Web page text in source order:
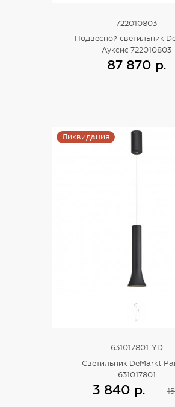
722010803
Подвесной светильник
Ауксис 722010803
87 870 р.
Ликвидация
631017801-YD
Светильник DeMarkt
631017801
3 840 р.